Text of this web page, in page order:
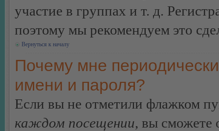
участие в группах и т. д.
поэтому мы рекомендуем это
Вернуться к началу
Почему мне
имени и пароля?
Если вы не отметили флажком
каждом посещении, вы сможете